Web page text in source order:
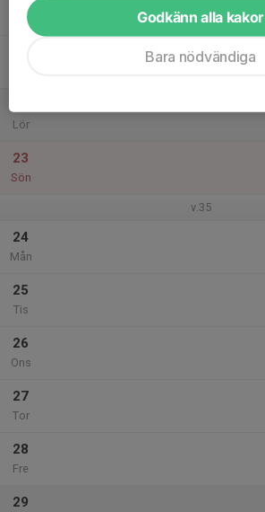
Tor
Lör
23
Sön
v.35
24
Mån
25
Tis
26
Ons
27
Tor
28
Fre
29
Godkänn alla kakor
Bara nödvändiga